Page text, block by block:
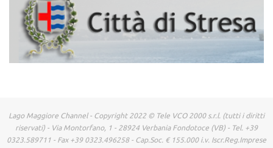
Lago Maggiore Channel - Copyright 2022 © Tele VCO 2000 s.r.l. (tutti i diritti
riservati) - Via Montorfano, 1 - 28924 Verbania Fondotoce (VB) - Tel. +39
0323.589711 - Fax +39 0323.496258 - Cap.Soc. € 155.000 i.v. Iscr.Reg.Imprese